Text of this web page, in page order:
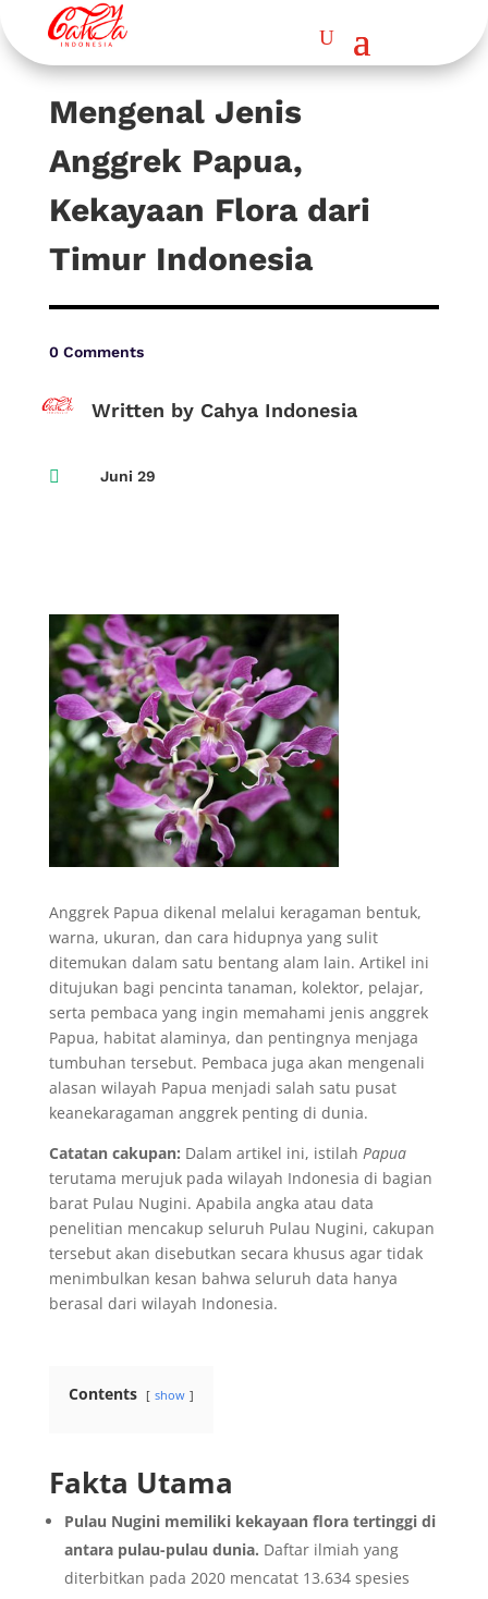
Mengenal Jenis
Anggrek Papua,
Kekayaan Flora dari
Timur Indonesia
0 Comments
Written by Cahya Indonesia
 Juni 29
Anggrek Papua dikenal melalui keragaman bentuk,
warna, ukuran, dan cara hidupnya yang sulit
ditemukan dalam satu bentang alam lain. Artikel ini
ditujukan bagi pencinta tanaman, kolektor, pelajar,
serta pembaca yang ingin memahami jenis anggrek
Papua, habitat alaminya, dan pentingnya menjaga
tumbuhan tersebut. Pembaca juga akan mengenali
alasan wilayah Papua menjadi salah satu pusat
keanekaragaman anggrek penting di dunia.
Catatan cakupan: Dalam artikel ini, istilah Papua
terutama merujuk pada wilayah Indonesia di bagian
barat Pulau Nugini. Apabila angka atau data
penelitian mencakup seluruh Pulau Nugini, cakupan
tersebut akan disebutkan secara khusus agar tidak
menimbulkan kesan bahwa seluruh data hanya
berasal dari wilayah Indonesia.
Contents show
Fakta Utama
Pulau Nugini memiliki kekayaan flora tertinggi di
antara pulau-pulau dunia. Daftar ilmiah yang
diterbitkan pada 2020 mencatat 13.634 spesies